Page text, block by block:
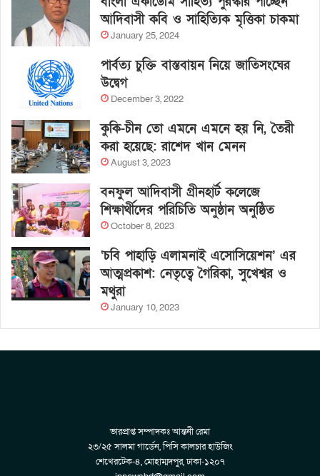
আদিবাসী কবি ও সাহিত্যিক মৃত্তিকা চাকমা
January 25, 2024
পার্বত্য চুক্তি বাস্তবায়ন নিয়ে জাতিসংঘের
উদ্বেগ
December 3, 2022
কুকি-চীন তো এমনে এমনে হয় নি, তৈরী
করা হয়েছে: রাশেদ খান মেনন
August 3, 2023
বনফুল আদিবাসী গ্রীনহার্ট কলেজে
শিক্ষার্থীদের পরিচিতি অনুষ্ঠান অনুষ্ঠিত
October 8, 2023
‘চবি পাহাড়ি এলামনাই এসোসিয়েশন’ এর
আত্মপ্রকাশ: নেতৃত্বে গৈরিকা, সুখেশ্বর ও
মথুরা
January 10, 2023
ভারপ্রাপ্ত সম্পাদকঃ আন্তনী রেমা
২৩/২৫ সালমা গার্ডেন, পিসি কালচার হাউজিং
শেখেরটেক-৪, মোহাম্মদপুর, ঢাকা-১২০৭